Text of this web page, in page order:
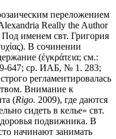
переложением
Really the Author
именем свт. Григория
В сочинении
(ἐγκράτεια; см.:
647; ср. ИАБ, № 1. 283;
регламентировалась
Внимание к
(Rigo. 2009), где даются
сидеть в келье» свт.
подвижника. В
начинают занимать